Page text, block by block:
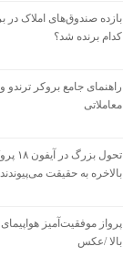
بازده صندوق‌های املاک
کدام برنده شد؟
راهنمای جامع بروکر
معاملاتی
تحول
بالاخره به حقیقت می‌پیوندند
پرواز موفقیت‌آمیز
بالا /عکس